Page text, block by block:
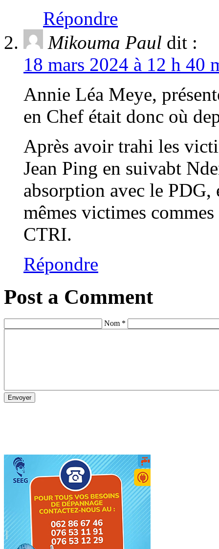
Répondre
Mikouma Paul dit :
18 mars 2024 à 12 h 40
Annie Léa Meye,
en Chef était donc où
Après avoir trahi les
Jean Ping en suivabt
absorption avec le
mêmes victimes
CTRI.
Répondre
Post a Comment
Nom *